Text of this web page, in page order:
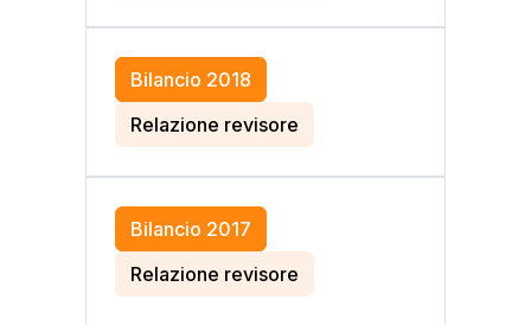
Bilancio 2018
Relazione revisore
Bilancio 2017
Relazione revisore